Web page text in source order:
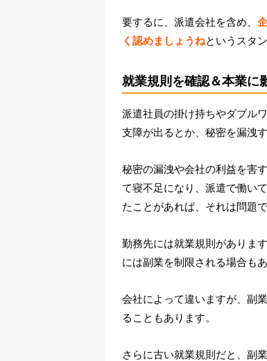
要するに、派遣会社を含め、
く認めましょうねというスタ
就業規則を確認＆本業に
派遣社員の掛け持ちやダブル
支障が出るとか、秘密を漏洩
秘密の漏洩や会社の利益を害
て寝不足になり、派遣で働い
たことがあれば、それは問題で
勤務先には就業規則がありま
には副業を制限される場合もあ
会社によって違いますが、副
ることもあります。
さらに古い就業規則だと、副